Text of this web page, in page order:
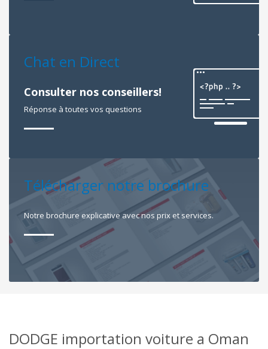
Chat en Direct
Consulter nos conseillers!
Réponse à toutes vos questions
Télécharger notre brochure
Notre brochure explicative avec nos prix et services.
DODGE importation voiture a Oman